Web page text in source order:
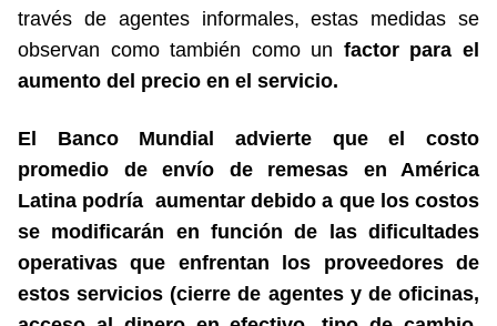
través de agentes informales, estas medidas se
observan como también como un factor para el
aumento del precio en el servicio.
El Banco Mundial advierte que el costo
promedio de envío de remesas en América
Latina podría aumentar debido a que los costos
se modificarán en función de las dificultades
operativas que enfrentan los proveedores de
estos servicios (cierre de agentes y de oficinas,